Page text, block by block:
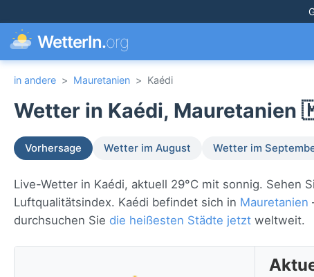
WetterIn.org
in andere > Mauretanien > Kaédi
Wetter in Kaédi,
Vorhersage Wetter im August Wetter im
Live-Wetter in Kaédi, aktuell 29°C mit sonnig. Sehen
Luftqualitätsindex. Kaédi befindet sich in Mauretanien
durchsuchen Sie die heißesten Städte jetzt weltweit.